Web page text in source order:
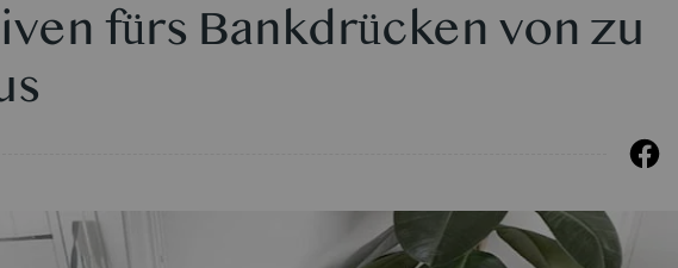
fürs Bankdrücken von zu